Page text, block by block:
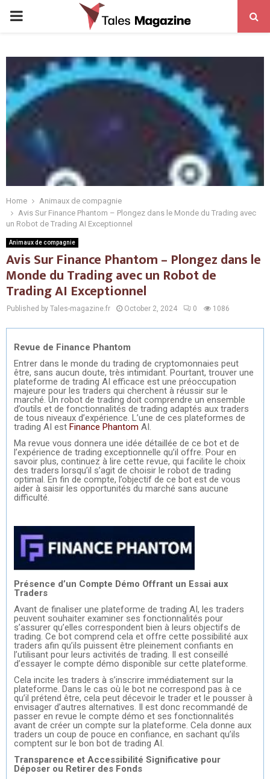
PRIMARY
Home
Animaux de compagnie
Avis Sur Finance Phantom – Plongez dans le Monde du Trading avec
un Robot de Trading AI Exceptionnel
Animaux de compagnie
Avis Sur Finance Phantom – Plongez dans le
Monde du Trading avec un Robot de
Trading AI Exceptionnel
Published by Tales-magazine.fr October 2, 2024 0 1086
Revue de Finance Phantom
Entrer dans le monde du trading de cryptomonnaies peut
être, sans aucun doute, très intimidant. Pourtant, trouver une
plateforme de trading AI efficace est une préoccupation
majeure pour les traders qui cherchent à réussir sur le
marché. Un robot de trading doit comprendre un ensemble
d’outils et de fonctionnalités de trading adaptés aux traders
de tous niveaux d’expérience. L’une de ces plateformes de
trading AI est Finance Phantom AI.
Ma revue vous donnera une idée détaillée de ce bot et de
l’expérience de trading exceptionnelle qu’il offre. Pour en
savoir plus, continuez à lire cette revue, qui facilite le choix
des traders lorsqu’il s’agit de choisir le robot de trading
optimal. En fin de compte, l’objectif de ce bot est de vous
aider à saisir les opportunités du marché sans aucune
difficulté.
Présence d’un Compte Démo Offrant un Essai aux
Traders
Avant de finaliser une plateforme de trading AI, les traders
peuvent souhaiter examiner ses fonctionnalités pour
s’assurer qu’elles correspondent bien à leurs objectifs de
trading. Ce bot comprend cela et offre cette possibilité aux
traders afin qu’ils puissent être pleinement confiants en
l’utilisant pour leurs activités de trading. Il est conseillé
d’essayer le compte démo disponible sur cette plateforme.
Cela incite les traders à s’inscrire immédiatement sur la
plateforme. Dans le cas où le bot ne correspond pas à ce
qu’il prétend être, cela peut décevoir le trader et le pousser à
envisager d’autres alternatives. Il est donc recommandé de
passer en revue le compte démo et ses fonctionnalités
avant de créer un compte sur la plateforme. Cela donne aux
traders un coup de pouce en confiance, en sachant qu’ils
comptent sur le bon bot de trading AI.
Transparence et Accessibilité Significative pour
Déposer ou Retirer des Fonds